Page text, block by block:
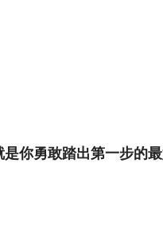
你勇敢踏出第一步的最